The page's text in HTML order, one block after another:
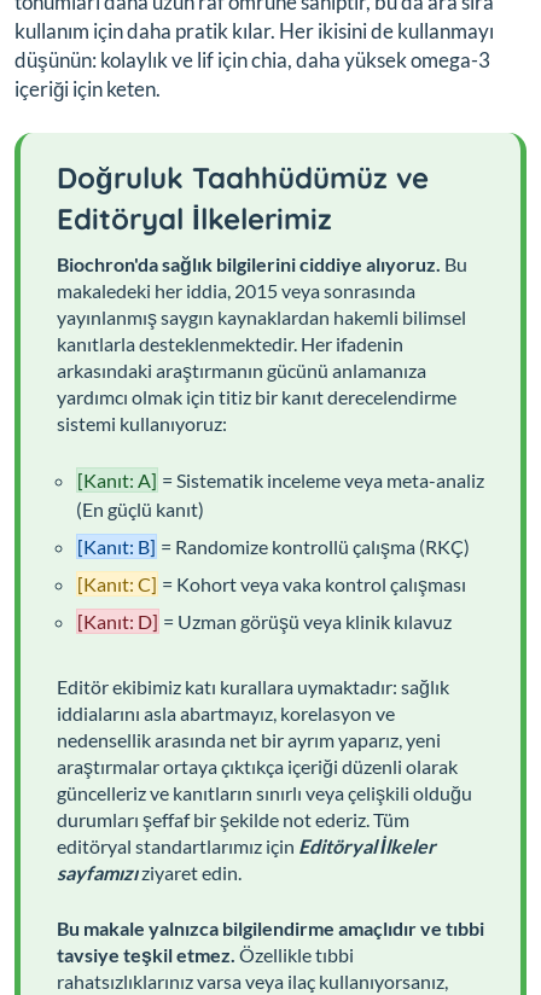
kullanım için daha pratik kılar. Her ikisini de kullanmayı
düşünün: kolaylık ve lif için chia, daha yüksek omega-3
içeriği için keten.
Doğruluk Taahhüdümüz ve
Editöryal İlkelerimiz
Biochron'da sağlık bilgilerini ciddiye alıyoruz. Bu
makaledeki her iddia, 2015 veya sonrasında
yayınlanmış saygın kaynaklardan hakemli bilimsel
kanıtlarla desteklenmektedir. Her ifadenin
arkasındaki araştırmanın gücünü anlamanıza
yardımcı olmak için titiz bir kanıt derecelendirme
sistemi kullanıyoruz:
[Kanıt: A] = Sistematik inceleme veya meta-analiz
(En güçlü kanıt)
[Kanıt: B] = Randomize kontrollü çalışma (RKÇ)
[Kanıt: C] = Kohort veya vaka kontrol çalışması
[Kanıt: D] = Uzman görüşü veya klinik kılavuz
Editör ekibimiz katı kurallara uymaktadır: sağlık
iddialarını asla abartmayız, korelasyon ve
nedensellik arasında net bir ayrım yaparız, yeni
araştırmalar ortaya çıktıkça içeriği düzenli olarak
güncelleriz ve kanıtların sınırlı veya çelişkili olduğu
durumları şeffaf bir şekilde not ederiz. Tüm
editöryal standartlarımız için Editöryal İlkeler
sayfamızıziyaret edin.
Bu makale yalnızca bilgilendirme amaçlıdır ve tıbbi
tavsiye teşkil etmez. Özellikle tıbbi
rahatsızlıklarınız varsa veya ilaç kullanıyorsanız,